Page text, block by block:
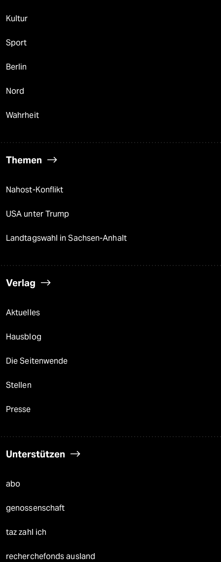
Kultur
Sport
Berlin
Nord
Wahrheit
Themen
Nahost-Konflikt
USA unter Trump
Landtagswahl in Sachsen-Anhalt
Verlag
Aktuelles
Hausblog
Die Seitenwende
Stellen
Presse
Unterstützen
abo
genossenschaft
taz zahl ich
recherchefonds ausland